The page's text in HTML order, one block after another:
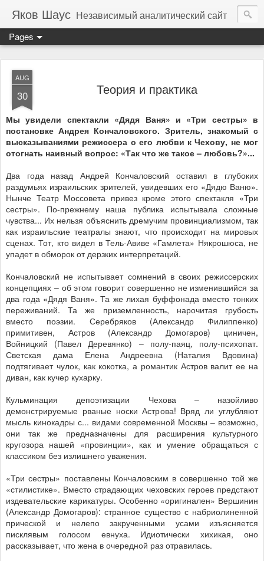
Яков Шаус Независимый аналитический сайт
Pages
AUG
30 Теория и практика
Мы увидели спектакли «Дядя Ваня» и «Три сестры» в
постановке Андрея Кончаловского. Зритель, знакомый с
высказываниями режиссера о его любви к Чехову, не мог
отогнать наивный вопрос: «Так что же такое – любовь?»...
Два года назад Андрей Кончаловский оставил в глубоких
раздумьях израильских зрителей, увидевших его «Дядю Ваню».
Нынче Театр Моссовета привез кроме этого спектакля «Три
сестры». По-прежнему наша публика испытывала сложные
чувства... Их нельзя объяснить дремучим провинциализмом, так
как израильские театралы знают, что происходит на мировых
сценах. Тот, кто видел в Тель-Авиве «Гамлета» Някрошюса, не
упадет в обморок от дерзких интерпретаций.
Кончаловский не испытывает сомнений в своих режиссерских
концепциях – об этом говорит совершенно не изменившийся за
два года «Дядя Ваня». Та же лихая буффонада вместо тонких
переживаний. Та же приземленность, нарочитая грубость
вместо поэзии. Серебряков (Александр Филиппенко)
примитивен, Астров (Александр Домогаров) циничен,
Войницкий (Павел Деревянко) – полу-паяц, полу-психопат.
Светская дама Елена Андреевна (Наталия Вдовина)
подтягивает чулок, как кокотка, а романтик Астров валит ее на
диван, как кучер кухарку.
Кульминация депоэтизации Чехова – назойливо
демонстрируемые рваные носки Астрова! Вряд ли углубляют
мысль кинокадры с... видами современной Москвы – возможно,
они так же предназначены для расширения культурного
кругозора нашей «провинции», как и умение обращаться с
классиком без излишнего уважения.
«Три сестры» поставлены Кончаловским в совершенно той же
«стилистике». Вместо страдающих чеховских героев предстают
издевательские карикатуры. Особенно «оригинален» Вершинин
(Александр Домогаров): странное существо с набриолиненной
прической и нелепо закрученными усами изъясняется
писклявым голосом евнуха. Идиотически хихикая, оно
рассказывает, что жена в очередной раз отравилась.